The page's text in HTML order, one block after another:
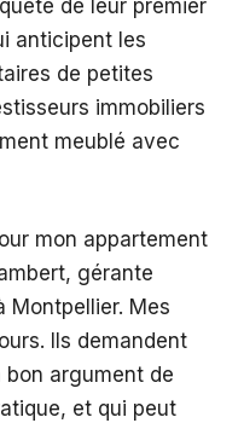
de leur premier
anticipent les
de petites
immobiliers
meublé avec
mon appartement
gérante
Montpellier. Mes
Ils demandent
bon argument de
et qui peut